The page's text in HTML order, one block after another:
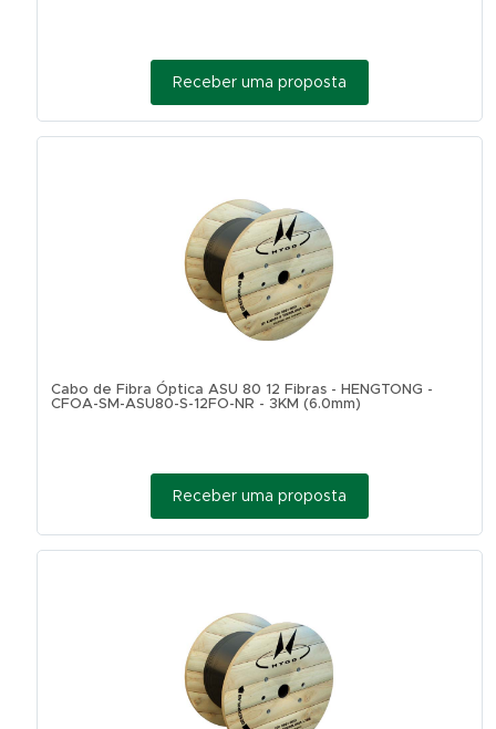
Receber uma proposta
Cabo de Fibra Óptica ASU 80 12 Fibras - HENGTONG -
CFOA-SM-ASU80-S-12FO-NR - 3KM (6.0mm)
Receber uma proposta